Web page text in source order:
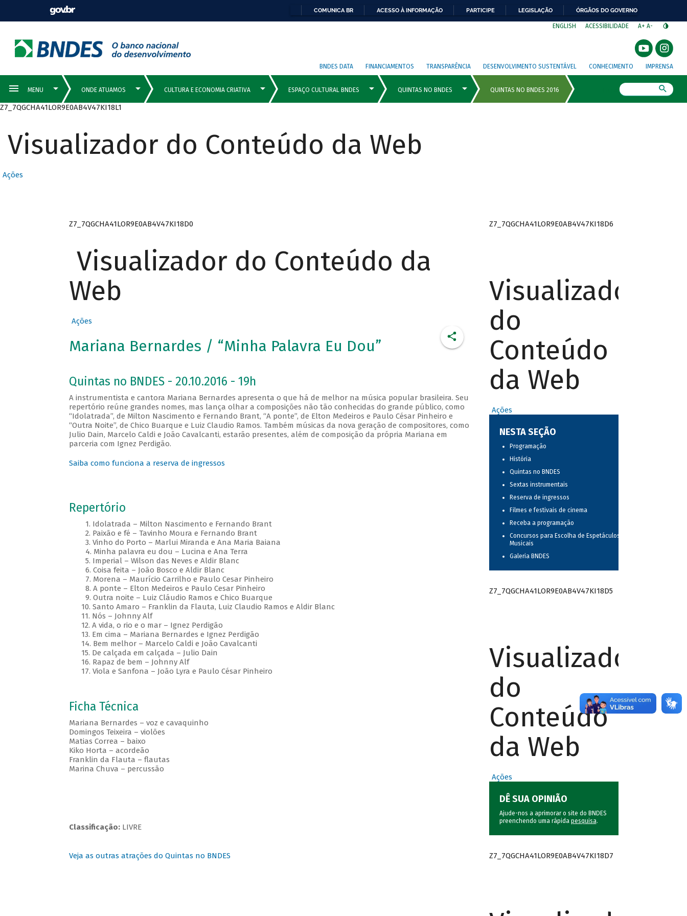
COMUNICA BR ACESSO À INFORMAÇÃO PARTICIPE LEGISLAÇÃO ÓRGÃOS DO GOVERNO
ENGLISH ACESSIBILIDADE A+ A-
BNDES DATA FINANCIAMENTOS TRANSPARÊNCIA DESENVOLVIMENTO SUSTENTÁVEL CONHECIMENTO IMPRENSA
Z7_7QGCHA41LOR9E0AB4V47KI18L1
Visualizador do Conteúdo da Web
Ações
Z7_7QGCHA41LOR9E0AB4V47KI18D0
Visualizador do Conteúdo da
Web
Ações
Mariana Bernardes / “Minha Palavra Eu Dou”
Quintas no BNDES - 20.10.2016 - 19h
A instrumentista e cantora Mariana Bernardes apresenta o que há de melhor na música popular brasileira. Seu
repertório reúne grandes nomes, mas lança olhar a composições não tão conhecidas do grande público, como
“Idolatrada”, de Milton Nascimento e Fernando Brant, “A ponte”, de Elton Medeiros e Paulo César Pinheiro e
“Outra Noite”, de Chico Buarque e Luiz Claudio Ramos. Também músicas da nova geração de compositores, como
Julio Dain, Marcelo Caldi e João Cavalcanti, estarão presentes, além de composição da própria Mariana em
parceria com Ignez Perdigão.
Saiba como funciona a reserva de ingressos
Repertório
1. Idolatrada – Milton Nascimento e Fernando Brant
2. Paixão e fé – Tavinho Moura e Fernando Brant
3. Vinho do Porto – Marlui Miranda e Ana Maria Baiana
4. Minha palavra eu dou – Lucina e Ana Terra
5. Imperial – Wilson das Neves e Aldir Blanc
6. Coisa feita – João Bosco e Aldir Blanc
7. Morena – Maurício Carrilho e Paulo Cesar Pinheiro
8. A ponte – Elton Medeiros e Paulo Cesar Pinheiro
9. Outra noite – Luiz Cláudio Ramos e Chico Buarque
10. Santo Amaro – Franklin da Flauta, Luiz Claudio Ramos e Aldir Blanc
11. Nós – Johnny Alf
12. A vida, o rio e o mar – Ignez Perdigão
13. Em cima – Mariana Bernardes e Ignez Perdigão
14. Bem melhor – Marcelo Caldi e João Cavalcanti
15. De calçada em calçada – Julio Dain
16. Rapaz de bem – Johnny Alf
17. Viola e Sanfona – João Lyra e Paulo César Pinheiro
Ficha Técnica
Mariana Bernardes – voz e cavaquinho
Domingos Teixeira – violões
Matias Correa – baixo
Kiko Horta – acordeão
Franklin da Flauta – flautas
Marina Chuva – percussão
Classificação: LIVRE
Veja as outras atrações do Quintas no BNDES
Z7_7QGCHA41LOR9E0AB4V47KI18D6
Visualizador
do
Conteúdo
da Web
Ações
NESTA SEÇÃO
Programação
História
Quintas no BNDES
Sextas instrumentais
Reserva de ingressos
Filmes e festivais de cinema
Receba a programação
Concursos para Escolha de Espetáculos
Musicais
Galeria BNDES
Z7_7QGCHA41LOR9E0AB4V47KI18D5
Visualizador
do
Conteúdo
da Web
Ações
DÊ SUA OPINIÃO
Ajude-nos a aprimorar o site do BNDES
preenchendo uma rápida pesquisa.
Z7_7QGCHA41LOR9E0AB4V47KI18D7